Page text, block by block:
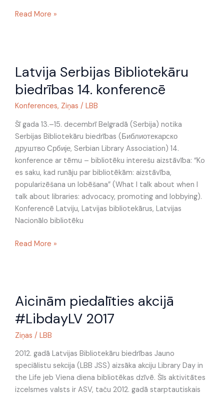
Read More »
Latvija Serbijas Bibliotekāru
biedrības 14. konferencē
Konferences, Ziņas / LBB
Šī gada 13.–15. decembrī Belgradā (Serbija) notika
Serbijas Bibliotekāru biedrības (Библиотекарско
друштво Србије, Serbian Library Association) 14.
konference ar tēmu – bibliotēku interešu aizstāvība: “Ko
es saku, kad runāju par bibliotēkām: aizstāvība,
popularizēšana un lobēšana” (What I talk about when I
talk about libraries: advocacy, promoting and lobbying).
Konferencē Latviju, Latvijas bibliotekārus, Latvijas
Nacionālo bibliotēku
Serbijas
Bibliotekāru
biedrības
14.
Read More »
Aicinām piedalīties akcijā
#LibdayLV 2017
Ziņas / LBB
2012. gadā Latvijas Bibliotekāru biedrības Jauno
speciālistu sekcija (LBB JSS) aizsāka akciju Library Day in
the Life jeb Viena diena bibliotēkas dzīvē. Šīs aktivitātes
izcelsmes valsts ir ASV, taču 2012. gadā starptautiskais
piedalīties
#LibdayLV
2017